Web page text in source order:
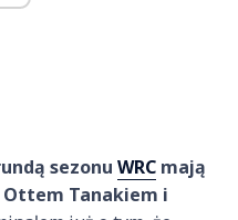
sezonu WRC mają
Tanakiem i